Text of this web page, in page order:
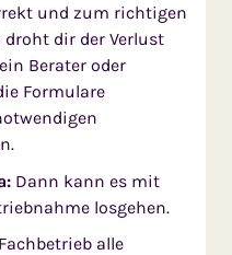
und zum richtigen
dir der Verlust
Berater oder
Formulare
Dann kann es mit
losgehen.
alle